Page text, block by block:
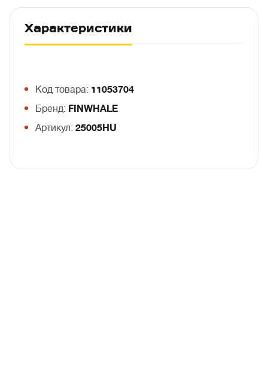
Характеристики
Код товара: 11053704
Бренд: FINWHALE
Артикул: 25005HU